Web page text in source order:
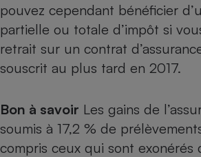
pouvez cependant bénéficier
partielle ou totale d’impôt si
retrait sur un contrat
souscrit au plus tard en 2017.
Bon à savoir Les gains de
soumis à 17,2 % de
compris ceux qui sont exonérés